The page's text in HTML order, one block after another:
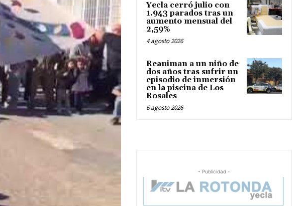
Yecla cerró julio con
1.943 parados tras un
aumento mensual del
2,59%
4 agosto 2026
Reaniman a un niño de
dos años tras sufrir un
episodio de inmersión
en la piscina de Los
Rosales
6 agosto 2026
- Publicidad -